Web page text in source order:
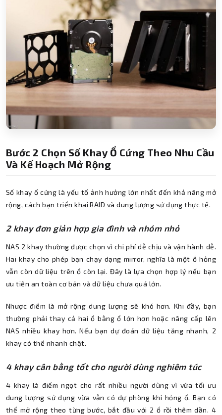
Bước 2 Chọn Số Khay Ổ Cứng Theo Nhu Cầu
Và Kế Hoạch Mở Rộng
Số khay ổ cứng là yếu tố ảnh hưởng lớn nhất đến khả năng mở
rộng, cách bạn triển khai RAID và dung lượng sử dụng thực tế.
2 khay đơn giản hợp gia đình và nhóm nhỏ
NAS 2 khay thường được chọn vì chi phí dễ chịu và vận hành dễ.
Hai khay cho phép bạn chạy dạng mirror, nghĩa là một ổ hỏng
vẫn còn dữ liệu trên ổ còn lại. Đây là lựa chọn hợp lý nếu bạn
ưu tiên an toàn cơ bản và dữ liệu chưa quá lớn.
Nhược điểm là mở rộng dung lượng sẽ khó hơn. Khi đầy, bạn
thường phải thay cả hai ổ bằng ổ lớn hơn hoặc nâng cấp lên
NAS nhiều khay hơn. Nếu bạn dự đoán dữ liệu tăng nhanh, 2
khay có thể nhanh chật.
4 khay cân bằng tốt cho người dùng nghiêm túc
4 khay là điểm ngọt cho rất nhiều người dùng vì vừa tối ưu
dung lượng sử dụng vừa vẫn có dự phòng khi hỏng ổ. Bạn có
thể mở rộng theo từng bước, bắt đầu với 2 ổ rồi thêm dần. 4